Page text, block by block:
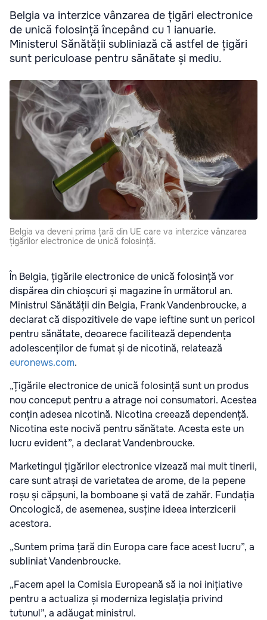
Belgia va interzice vânzarea de țigări electronice
de unică folosință începând cu 1 ianuarie.
Ministerul Sănătății subliniază că astfel de țigări
sunt periculoase pentru sănătate și mediu.
Belgia va deveni prima țară din UE care va interzice vânzarea
țigărilor electronice de unică folosință.
În Belgia, țigările electronice de unică folosință vor
dispărea din chioșcuri și magazine în următorul an.
Ministrul Sănătății din Belgia, Frank Vandenbroucke, a
declarat că dispozitivele de vape ieftine sunt un pericol
pentru sănătate, deoarece facilitează dependența
adolescenților de fumat și de nicotină, relatează
euronews.com.
„Țigările electronice de unică folosință sunt un produs
nou conceput pentru a atrage noi consumatori. Acestea
conțin adesea nicotină. Nicotina creează dependență.
Nicotina este nocivă pentru sănătate. Acesta este un
lucru evident”, a declarat Vandenbroucke.
Marketingul țigărilor electronice vizează mai mult tinerii,
care sunt atrași de varietatea de arome, de la pepene
roșu și căpșuni, la bomboane și vată de zahăr. Fundația
Oncologică, de asemenea, susține ideea interzicerii
acestora.
„Suntem prima țară din Europa care face acest lucru”, a
subliniat Vandenbroucke.
„Facem apel la Comisia Europeană să ia noi inițiative
pentru a actualiza și moderniza legislația privind
tutunul”, a adăugat ministrul.